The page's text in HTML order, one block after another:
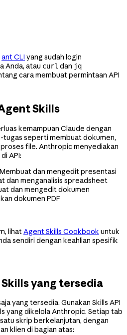
ant CLI yang sudah login
Anda, atau curl dan jq
cara membuat permintaan API
Skills
kemampuan Claude dengan
tugas seperti membuat dokumen,
file. Anthropic menyediakan
API:
Membuat dan mengedit presentasi
dan menganalisis spreadsheet
dan mengedit dokumen
dokumen PDF
lihat Agent Skills Cookbook untuk
sendiri dengan keahlian spesifik
yang tersedia
yang tersedia. Gunakan Skills API
yang dikelola Anthropic. Setiap tab
skrip berkelanjutan, dengan
klien di bagian atas: